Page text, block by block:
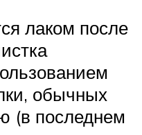
лаком после
обычных
(в последнем